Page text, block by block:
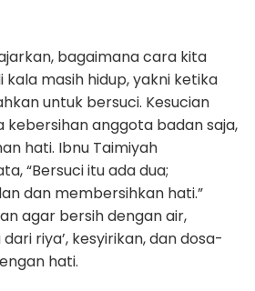
bagaimana cara kita
masih hidup, yakni ketika
untuk bersuci. Kesucian
anggota badan saja,
hati. Ibnu Taimiyah
“Bersuci itu ada dua;
dan membersihkan hati.”
agar bersih dengan air,
riya’, kesyirikan, dan dosa-
hati.